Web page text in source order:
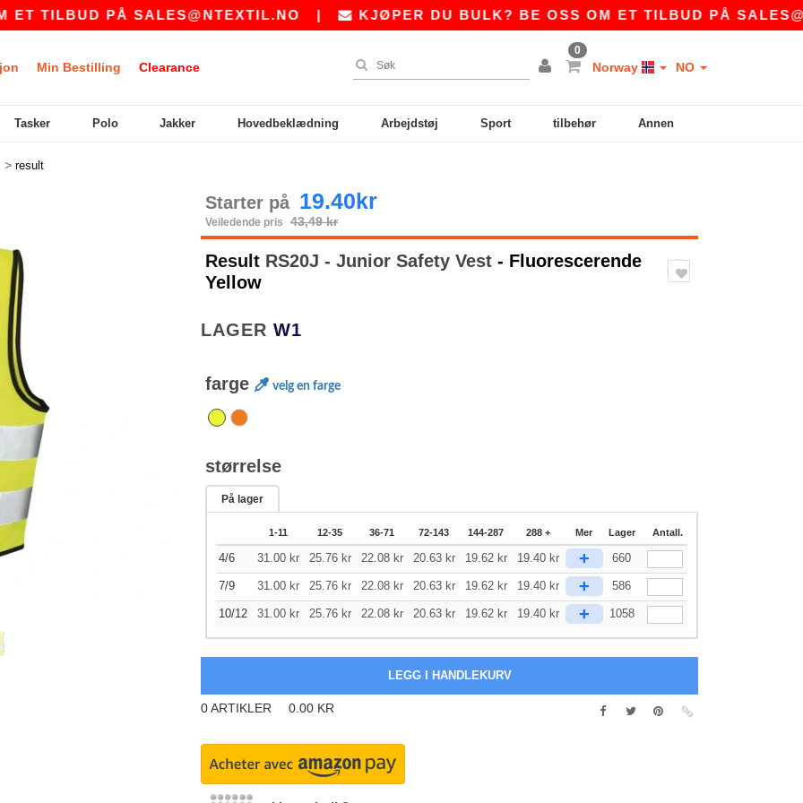
PÅSALES@NTEXTIL.NO| KJØPER DU BULK? BE OSS OM ET TILBUD PÅ
Min Bestilling Clearance
0
Norway NO
Tasker Polo Jakker Hovedbeklædning Arbejdstøj Sport tilbehør Annen
> result
Starter på 19.40kr
Veiledende pris 43,49 kr
Result RS20J - Junior Safety Vest - Fluorescerende
Yellow
LAGER W1
farge velg en farge
størrelse
På lager
1-11 12-35 36-71 72-143 144-287 288 + Mer Lager Antall.
4/6 31.00 kr 25.76 kr 22.08 kr 20.63 kr 19.62 kr 19.40 kr + 660
7/9 31.00 kr 25.76 kr 22.08 kr 20.63 kr 19.62 kr 19.40 kr + 586
10/12 31.00 kr 25.76 kr 22.08 kr 20.63 kr 19.62 kr 19.40 kr + 1058
0ARTIKLER 0.00 KR